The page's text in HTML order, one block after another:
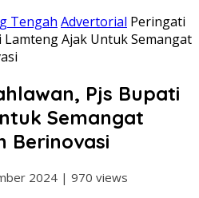
Tengah Advertorial Peringati
Ajak Untuk Semangat
Pjs Bupati
Semangat
Berinovasi
2024 | 970 views